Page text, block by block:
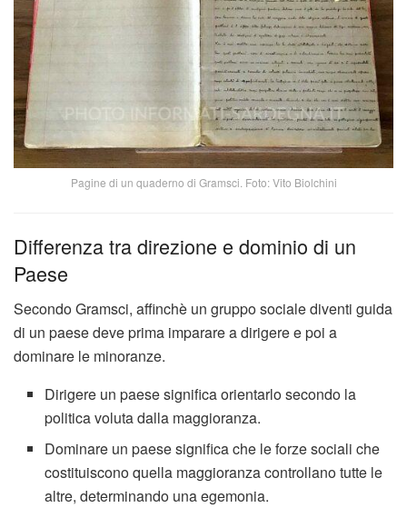
Pagine di un quaderno di Gramsci. Foto: Vito Biolchini
Differenza tra direzione e dominio di un
Paese
Secondo Gramsci, affinchè un gruppo sociale diventi guida
di un paese deve prima imparare a dirigere e poi a
dominare le minoranze.
Dirigere un paese significa orientarlo secondo la
politica voluta dalla maggioranza.
Dominare un paese significa che le forze sociali che
costituiscono quella maggioranza controllano tutte le
altre, determinando una egemonia.